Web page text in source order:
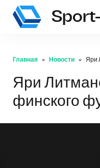
Главная Новости Яри
Яри
финского